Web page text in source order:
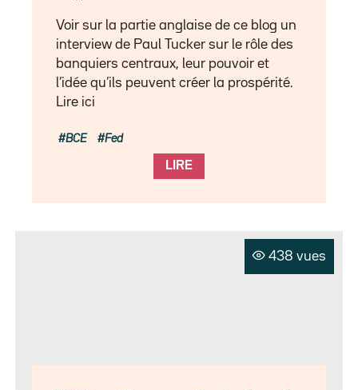
Voir sur la partie anglaise de ce blog un
interview de Paul Tucker sur le rôle des
banquiers centraux, leur pouvoir et
l’idée qu’ils peuvent créer la prospérité.
Lire ici
LIRE
BCE Fed
438 vues